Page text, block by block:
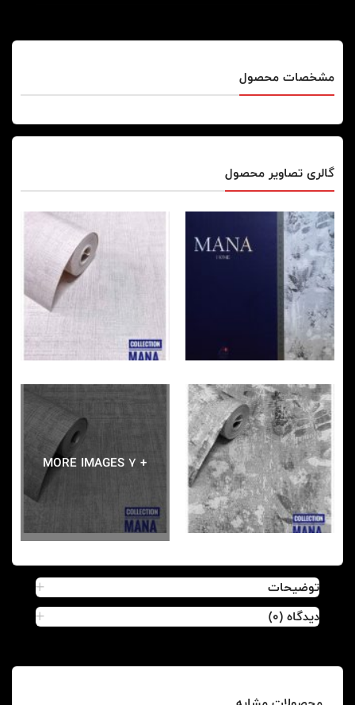
مشخصات محصول
گالری تصاویر محصول
+ 7 MORE IMAGES
توضیحات
دیدگاه (0)